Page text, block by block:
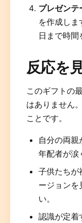
プレゼンテ
を作成し
日まで時間
反応を
このギフトの
はありません
ことです。
自分の両親
年配者が涙
子供たちが
ージョンを
い。
認識が定着